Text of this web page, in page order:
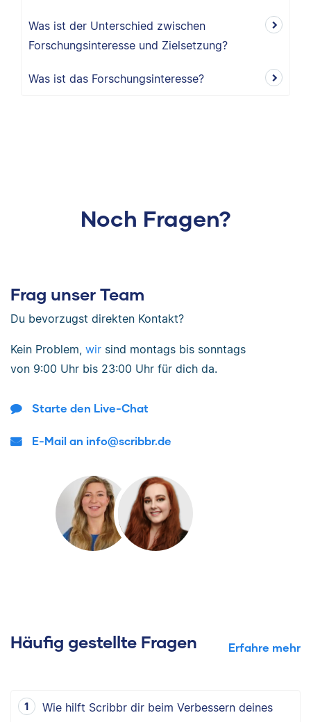
Was ist der Unterschied zwischen
Forschungsinteresse und Zielsetzung?
Was ist das Forschungsinteresse?
Noch Fragen?
Frag unser Team
Du bevorzugst direkten Kontakt?
Kein Problem, wir sind montags bis sonntags
von 9:00 Uhr bis 23:00 Uhr für dich da.
Starte den Live-Chat
E-Mail an info@scribbr.de
Häufig gestellte Fragen Erfahre mehr
Wie hilft Scribbr dir beim Verbessern deines